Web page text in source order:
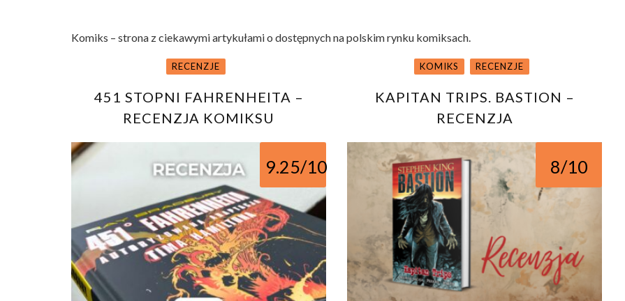
Komiks – strona z ciekawymi artykułami o dostępnych na polskim rynku komiksach.
RECENZJE
451 STOPNI FAHRENHEITA –
RECENZJA KOMIKSU
9.25/10
KOMIKS RECENZJE
KAPITAN TRIPS. BASTION –
RECENZJA
8/10